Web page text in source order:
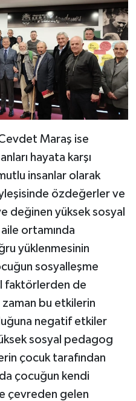
Maraş ise
hayata karşı
insanlar olarak
özdeğerler ve
değinen yüksek sosyal
ortamında
yüklenmesinin
sosyalleşme
faktörlerden de
bu etkilerin
negatif etkiler
sosyal pedagog
çocuk tarafından
çocuğun kendi
çevreden gelen